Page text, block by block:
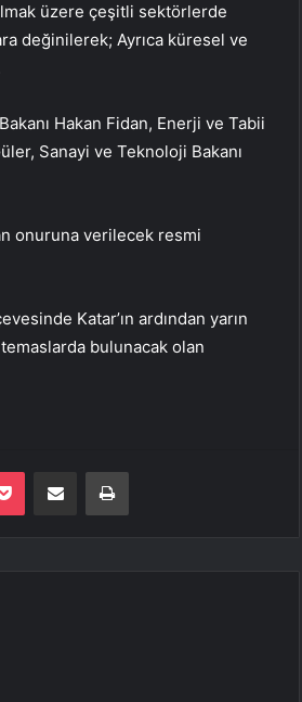
üzere çeşitli sektörlerde
değinilerek; Ayrıca küresel ve
Hakan Fidan, Enerji ve Tabii
Sanayi ve Teknoloji Bakanı
onuruna verilecek resmi
Katar’ın ardından yarın
bulunacak olan
Pocket E-Posta ile paylaş Yazdır